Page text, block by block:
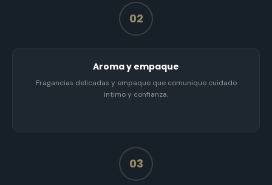
02
Aroma y empaque
Fragancias delicadas y empaque que comunique cuidado
intimo y confianza.
03